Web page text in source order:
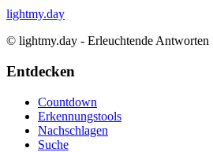
lightmy.day
© lightmy.day - Erleuchtende Antworten
Entdecken
Countdown
Erkennungstools
Nachschlagen
Suche